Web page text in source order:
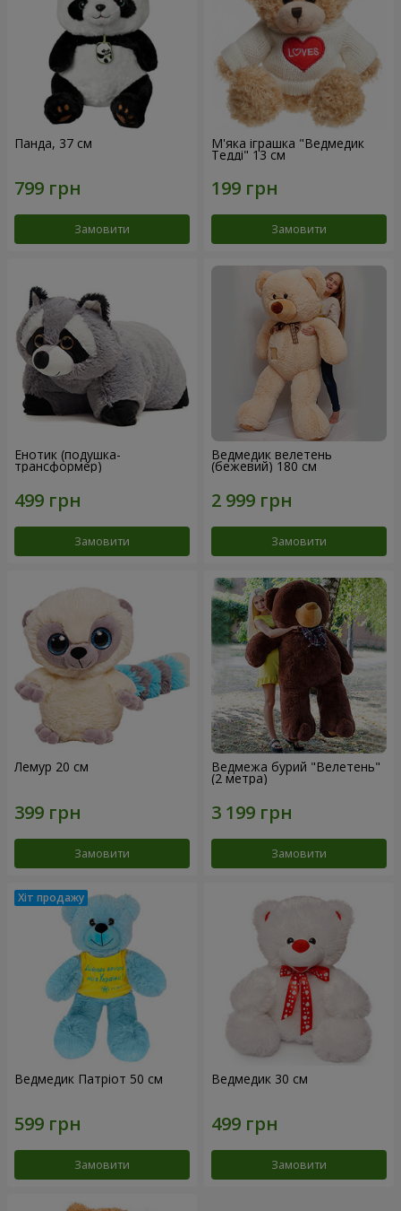
Панда, 37 см
Замовити
М'яка іграшка "Ведмедик
Тедді" 13 см
Замовити
Енотик (подушка-
трансформер)
Замовити
Ведмедик велетень
(бежевий) 180 см
Замовити
Лемур 20 см
Замовити
Ведмежа бурий "Велетень"
(2 метра)
Замовити
Ведмедик Патріот 50 см
Замовити
Ведмедик 30 см
Замовити